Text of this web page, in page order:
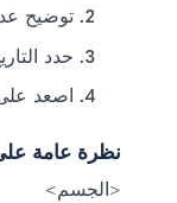
توضيح
حدد
اصعد
نظرة عامة
<الجسم>